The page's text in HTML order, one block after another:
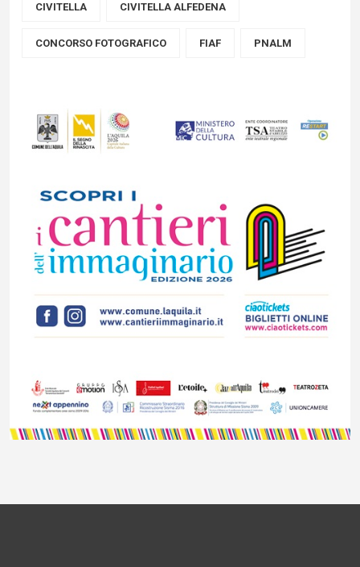
CIVITELLA CIVITELLA ALFEDENA
CONCORSO FOTOGRAFICO FIAF PNALM